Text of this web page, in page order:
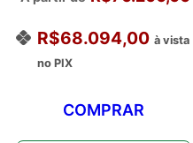
R$68.094,00 à vista
no PIX
COMPRAR